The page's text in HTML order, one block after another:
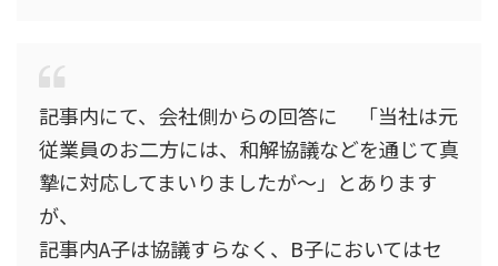
記事内にて、会社側からの回答に 「当社は元
従業員のお二方には、和解協議などを通じて真
摯に対応してまいりましたが〜」とあります
が、
記事内A子は協議すらなく、B子においてはセ